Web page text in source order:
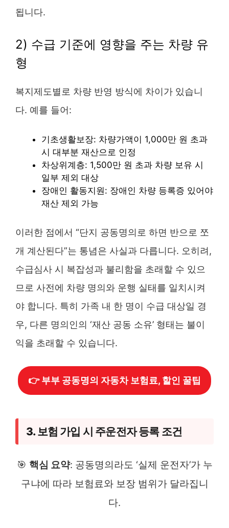
됩니다.
2) 수급 기준에 영향을 주는 차량 유
형
복지제도별로 차량 반영 방식에 차이가 있습니
다. 예를 들어:
기초생활보장: 차량가액이 1,000만 원 초과
시 대부분 재산으로 인정
차상위계층: 1,500만 원 초과 차량 보유 시
일부 제외 대상
장애인 활동지원: 장애인 차량 등록증 있어야
재산 제외 가능
이러한 점에서 “단지 공동명의로 하면 반으로 쪼
개 계산된다”는 통념은 사실과 다릅니다. 오히려,
수급심사 시 복잡성과 불리함을 초래할 수 있으
므로 사전에 차량 명의와 운행 실태를 일치시켜
야 합니다. 특히 가족 내 한 명이 수급 대상일 경
우, 다른 명의인의 ‘재산 공동 소유’ 형태는 불이
익을 초래할 수 있습니다.
👉 부부 공동명의 자동차 보험료, 할인 꿀팁
3. 보험 가입 시 주운전자 등록 조건
🎯 핵심 요약: 공동명의라도 ‘실제 운전자’가 누
구냐에 따라 보험료와 보장 범위가 달라집니
다.